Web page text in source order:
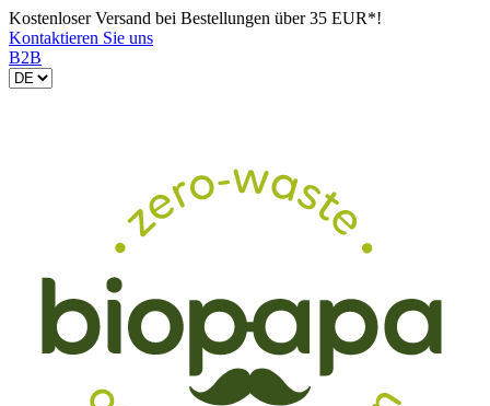
Kostenloser Versand bei Bestellungen über 35 EUR*!
Kontaktieren Sie uns
B2B